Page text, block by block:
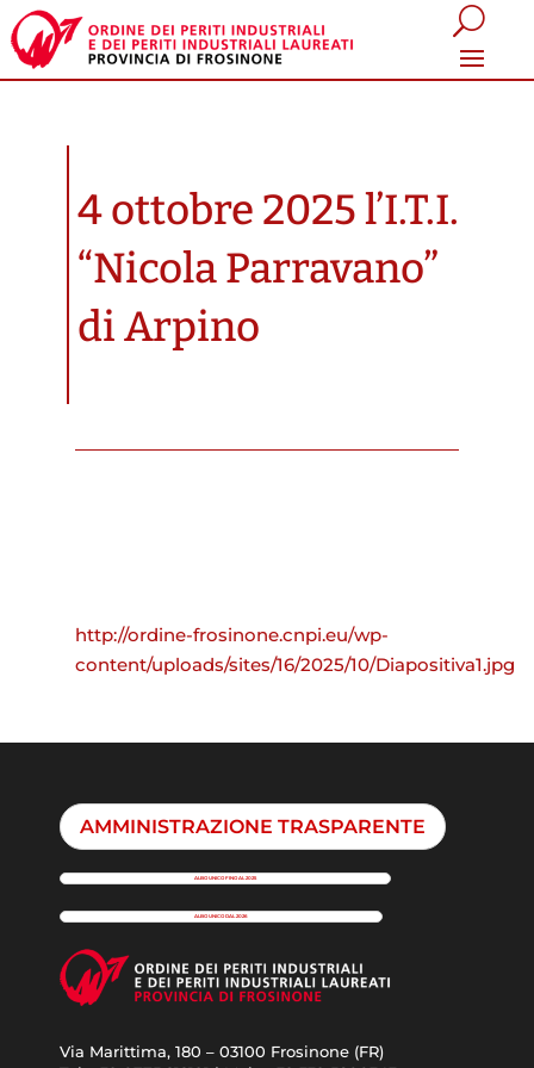
4 ottobre 2025 l’I.T.I.
“Nicola Parravano”
di Arpino
http://ordine-frosinone.cnpi.eu/wp-
content/uploads/sites/16/2025/10/Diapositiva1.jpg
AMMINISTRAZIONE TRASPARENTE
ALBO UNICO FINO AL 2025
ALBO UNICO DAL 2026
Via Marittima, 180 – 03100 Frosinone (FR)